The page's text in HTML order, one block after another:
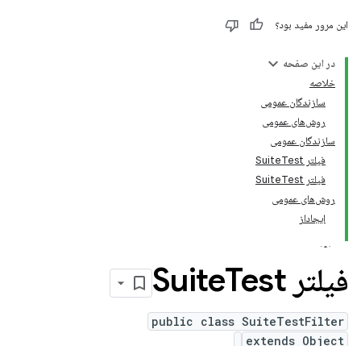
این مرور مفید بود؟
در این صفحه
خلاصه
سازندگان عمومی
روش‌های عمومی
سازندگان عمومی
فیلتر SuiteTest
فیلتر SuiteTest
روش‌های عمومی
ایجاداز
فیلتر Suite Test
public class SuiteTestFilter
extends Object